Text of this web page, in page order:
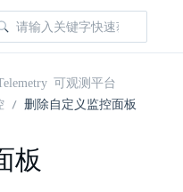
可观测平台
删除自定义监控面板
板